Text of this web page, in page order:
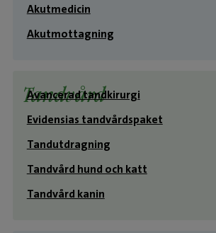
Akutmedicin
Akutmottagning
Tandvård
Avancerad tandkirurgi
Evidensias tandvårdspaket
Tandutdragning
Tandvård hund och katt
Tandvård kanin